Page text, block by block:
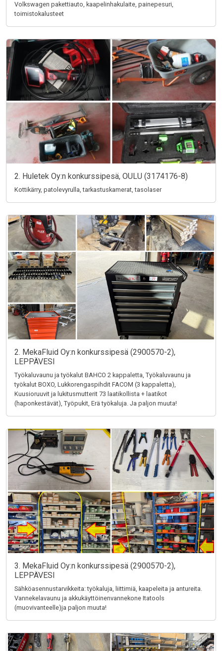
Volkswagen pakettiauto, kaapelinhakulaite, painepesuri,
toimistokalusteet
2. Huletek Oy:n konkurssipesä, OULU (3174176-8)
Kottikärry, patolevyrulla, tarkastuskamerat, tasolaser
2. MekaFluid Oy:n konkurssipesä (2900570-2),
LEPPÄVESI
Työkaluvaunu ja työkalut BAHCO 2 kappaletta, Työkaluvaunu ja
työkalut BOXO, Lukkorengaspihdit FACOM (3 kappaletta),
Kuusioruuvit ja lukitusmutterit 73 laatikollista + laatikot
(haponkestävät), Työpukit, Erä työkaluja. Ja paljon muuta!
3. MekaFluid Oy:n konkurssipesä (2900570-2),
LEPPÄVESI
Sähköasennustarvikkeita: työkaluja, liittimiä, kaapeleita ja antureita.
Vannekelavaunu ja akkukäyttöinenvannekone Itatools
(muovivanteelle)ja paljon muuta!